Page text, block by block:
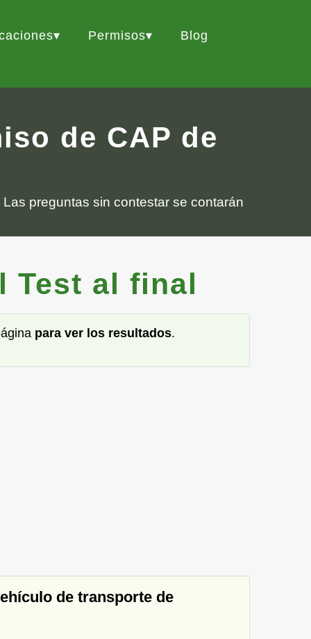
Permisos Blog
de CAP de
preguntas sin contestar se contarán
Test al final
para ver los resultados.
de transporte de